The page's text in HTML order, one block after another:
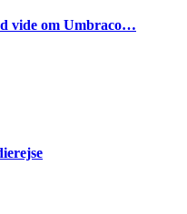
vide om Umbraco…